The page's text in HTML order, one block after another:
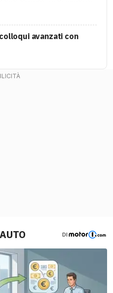
avanzati con
DI